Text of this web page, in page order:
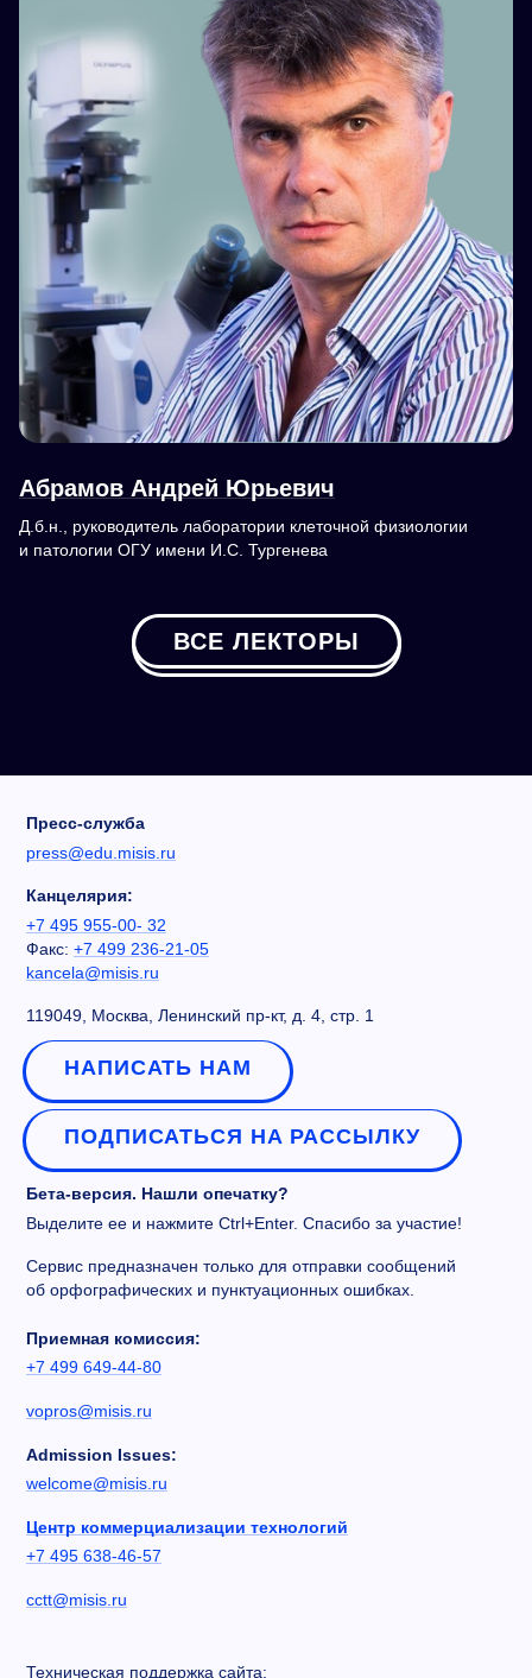
Абрамов Андрей Юрьевич
Д.б.н., руководитель лаборатории клеточной физиологии
и патологии ОГУ имени И.С. Тургенева
ВСЕ ЛЕКТОРЫ
Пресс-служба
press@edu.misis.ru
Канцелярия:
+7 495 955-00- 32
Факс: +7 499 236-21-05
kancela@misis.ru
119049, Москва, Ленинский пр-кт, д. 4, стр. 1
НАПИСАТЬ НАМ
ПОДПИСАТЬСЯ НА РАССЫЛКУ
Бета-версия. Нашли опечатку?
Выделите ее и нажмите Ctrl+Enter. Спасибо за участие!
Сервис предназначен только для отправки сообщений
об орфографических и пунктуационных ошибках.
Приемная комиссия:
+7 499 649-44-80
vopros@misis.ru
Admission Issues:
welcome@misis.ru
Центр коммерциализации технологий
+7 495 638-46-57
cctt@misis.ru
Техническая поддержка сайта: